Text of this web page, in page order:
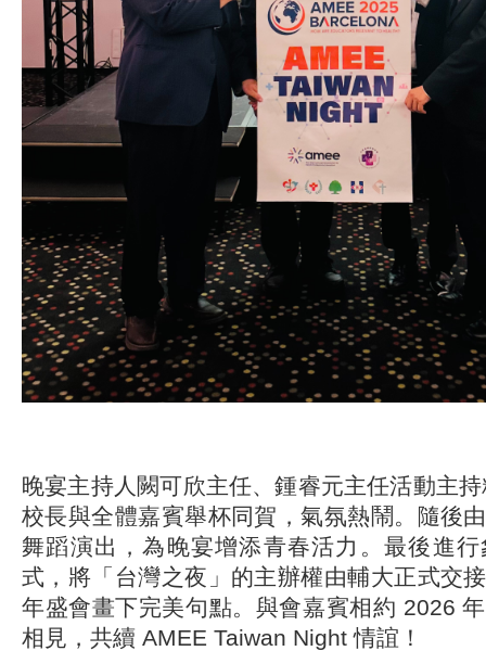
晚宴主持人闕可欣主任、鍾睿元主任活動主
校長與全體嘉賓舉杯同賀，氣氛熱鬧。隨後
舞蹈演出，為晚宴增添青春活力。最後進
式，將「台灣之夜」的主辦權由輔大正式交
年盛會畫下完美句點。與會嘉賓相約 2026
相見，共續 AMEE Taiwan Night 情誼！